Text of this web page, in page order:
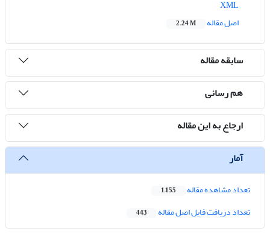
اصل مقاله
2.24 M
سابقه مقاله
هم رسانی
ارجاع به این مقاله
آمار
تعداد مشاهده مقاله 1,155
تعداد دریافت فایل اصل مقاله 443